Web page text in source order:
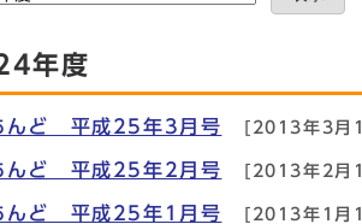
年度
んど 平成25年3月号 [2013年3月
んど 平成25年2月号 [2013年2月
んど 平成25年1月号 [2013年1月